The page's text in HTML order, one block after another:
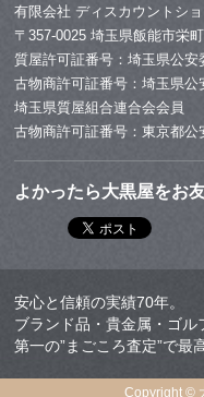
有限会社 ディスカウントシ
〒357-0025 埼玉県飯能市栄
質屋許可証番号：埼玉県公
古物商許可証番号：埼玉県
埼玉県質屋組合連合会会員
古物商許可証番号：東京都
よかったら大黒屋をお
安心と信頼の実績70年。
ブランド品・貴金属・ゴ
第一の”まごころ査定”で最
Copyright ©